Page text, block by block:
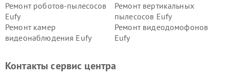
Ремонт роботов-пылесосов
Eufy
Ремонт вертикальных
пылесосов Eufy
Ремонт камер
видеонаблюдения Eufy
Ремонт видеодомофонов
Eufy
Контакты сервис центра